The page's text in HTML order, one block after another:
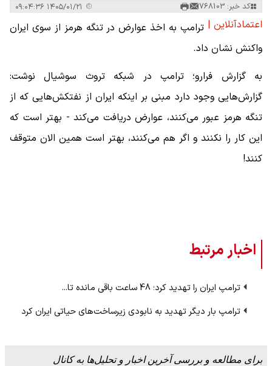
کد خبر: 768103
اعتمادآنلاین | ترامپ به اخذ عوارض در تنگه هرمز از سوی ایران
واکنش نشان داد.
به گزارش فرارو؛ ترامپ در شبکه تروث سوشیال نوشت:
گزارش‌هایی وجود دارد مبنی بر اینکه ایران از نفتکش‌هایی که از
تنگه هرمز عبور می‌کنند، عوارض دریافت می‌کند - بهتر است که
این کار را نکنند و اگر هم می‌کنند، بهتر است همین الان متوقف
کنند!
اخبار مرتبط
ترامپ ایران را تهدید کرد؛ 48 ساعت باقی مانده تا...
ترامپ بار دیگر تهدید به نابودی زیرساخت‌های حیاتی ایران کرد
برای مطالعه و بررسی آخرین اخبار و تحلیل‌ها به کانال